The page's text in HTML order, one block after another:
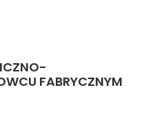
FABRYCZNYM